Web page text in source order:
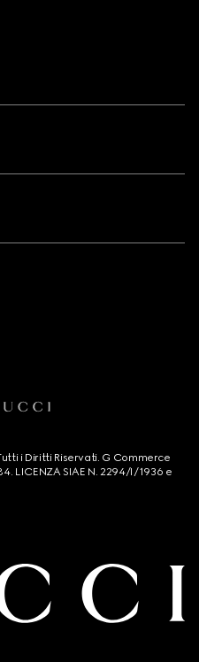
i Diritti Riservati. G Commerce
LICENZA SIAE N. 2294/I/1936 e